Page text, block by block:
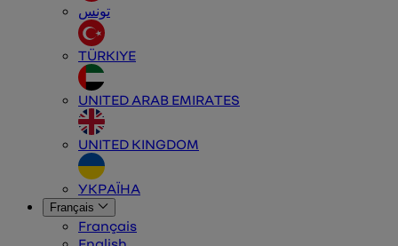
تونس
TÜRKIYE
UNITED ARAB EMIRATES
UNITED KINGDOM
УКРАЇНА
Français
Français